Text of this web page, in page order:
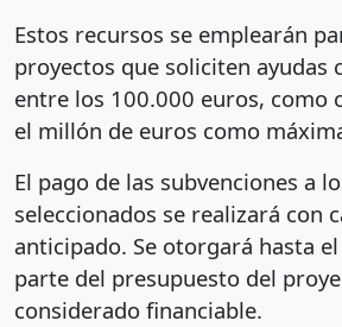
Estos recursos se emplearán
proyectos que soliciten ayudas
entre los 100.000 euros, como
el millón de euros como
El pago de las subvenciones a
seleccionados se realizará con
anticipado. Se otorgará hasta
parte del presupuesto del
considerado financiable.